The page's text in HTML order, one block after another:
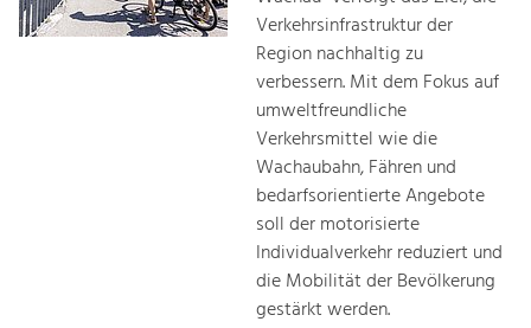
Verkehrsinfrastruktur der
Region nachhaltig zu
verbessern. Mit dem Fokus auf
umweltfreundliche
Verkehrsmittel wie die
Wachaubahn, Fähren und
bedarfsorientierte Angebote
soll der motorisierte
Individualverkehr reduziert und
die Mobilität der Bevölkerung
gestärkt werden.